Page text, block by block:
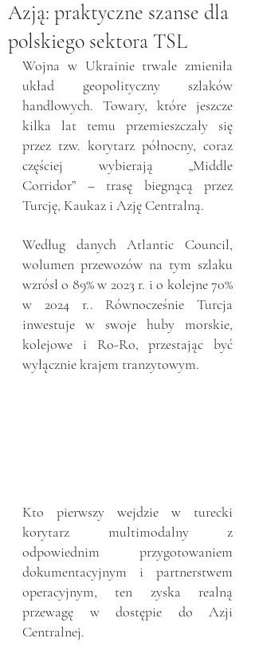
Azją: praktyczne szanse dla
polskiego sektora TSL
Wojna w Ukrainie trwale zmieniła
układ geopolityczny szlaków
handlowych. Towary, które jeszcze
kilka lat temu przemieszczały się
przez tzw. korytarz północny, coraz
częściej wybierają „Middle
Corridor” – trasę biegnącą przez
Turcję, Kaukaz i Azję Centralną.
Według danych Atlantic Council,
wolumen przewozów na tym szlaku
wzrósł o 89% w 2023 r. i o kolejne 70%
w 2024 r.. Równocześnie Turcja
inwestuje w swoje huby morskie,
kolejowe i Ro-Ro, przestając być
wyłącznie krajem tranzytowym.
Kto pierwszy wejdzie w turecki
korytarz multimodalny z
odpowiednim przygotowaniem
dokumentacyjnym i partnerstwem
operacyjnym, ten zyska realną
przewagę w dostępie do Azji
Centralnej.